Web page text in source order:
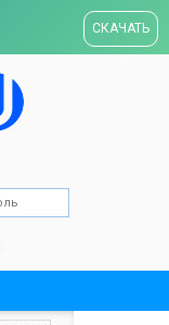
СКАЧАТЬ